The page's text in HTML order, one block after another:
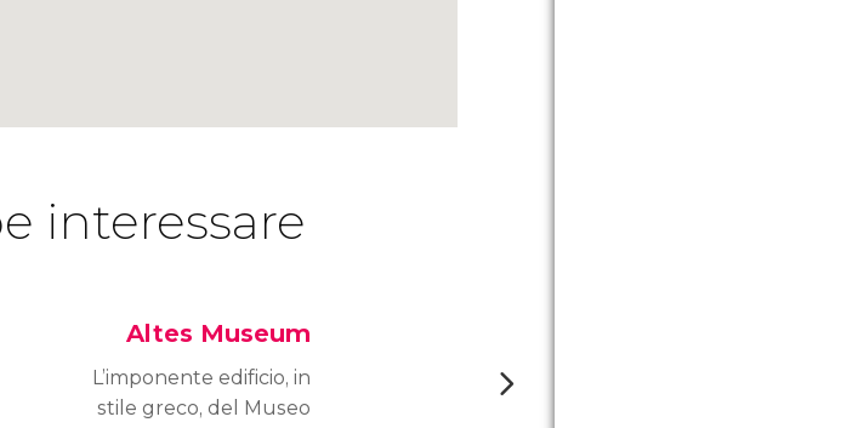
interessare
Altes Museum
L’imponente edificio, in
stile greco, del Museo